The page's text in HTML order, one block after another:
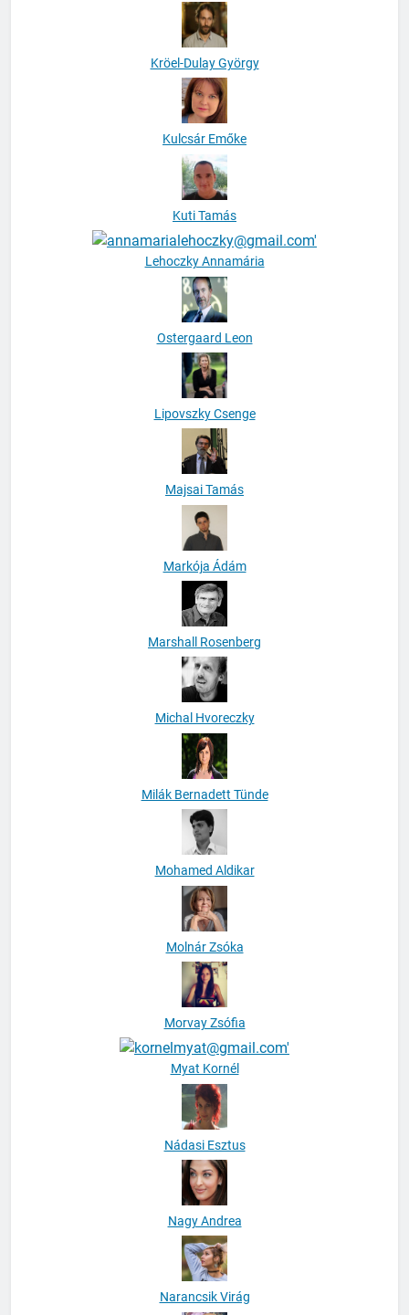
Kröel-Dulay György
Kulcsár Emőke
Kuti Tamás
Lehoczky Annamária
Ostergaard Leon
Lipovszky Csenge
Majsai Tamás
Markója Ádám
Marshall Rosenberg
Michal Hvoreczky
Milák Bernadett Tünde
Mohamed Aldikar
Molnár Zsóka
Morvay Zsófia
Myat Kornél
Nádasi Esztus
Nagy Andrea
Narancsik Virág